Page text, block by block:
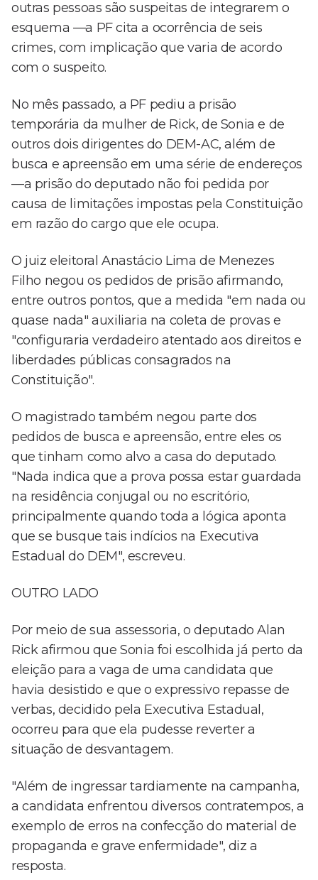
outras pessoas são suspeitas de integrarem o
esquema —a PF cita a ocorrência de seis
crimes, com implicação que varia de acordo
com o suspeito.
No mês passado, a PF pediu a prisão
temporária da mulher de Rick, de Sonia e de
outros dois dirigentes do DEM-AC, além de
busca e apreensão em uma série de endereços
—a prisão do deputado não foi pedida por
causa de limitações impostas pela Constituição
em razão do cargo que ele ocupa.
O juiz eleitoral Anastácio Lima de Menezes
Filho negou os pedidos de prisão afirmando,
entre outros pontos, que a medida "em nada ou
quase nada" auxiliaria na coleta de provas e
"configuraria verdadeiro atentado aos direitos e
liberdades públicas consagrados na
Constituição".
O magistrado também negou parte dos
pedidos de busca e apreensão, entre eles os
que tinham como alvo a casa do deputado.
"Nada indica que a prova possa estar guardada
na residência conjugal ou no escritório,
principalmente quando toda a lógica aponta
que se busque tais indícios na Executiva
Estadual do DEM", escreveu.
OUTRO LADO
Por meio de sua assessoria, o deputado Alan
Rick afirmou que Sonia foi escolhida já perto da
eleição para a vaga de uma candidata que
havia desistido e que o expressivo repasse de
verbas, decidido pela Executiva Estadual,
ocorreu para que ela pudesse reverter a
situação de desvantagem.
"Além de ingressar tardiamente na campanha,
a candidata enfrentou diversos contratempos, a
exemplo de erros na confecção do material de
propaganda e grave enfermidade", diz a
resposta.